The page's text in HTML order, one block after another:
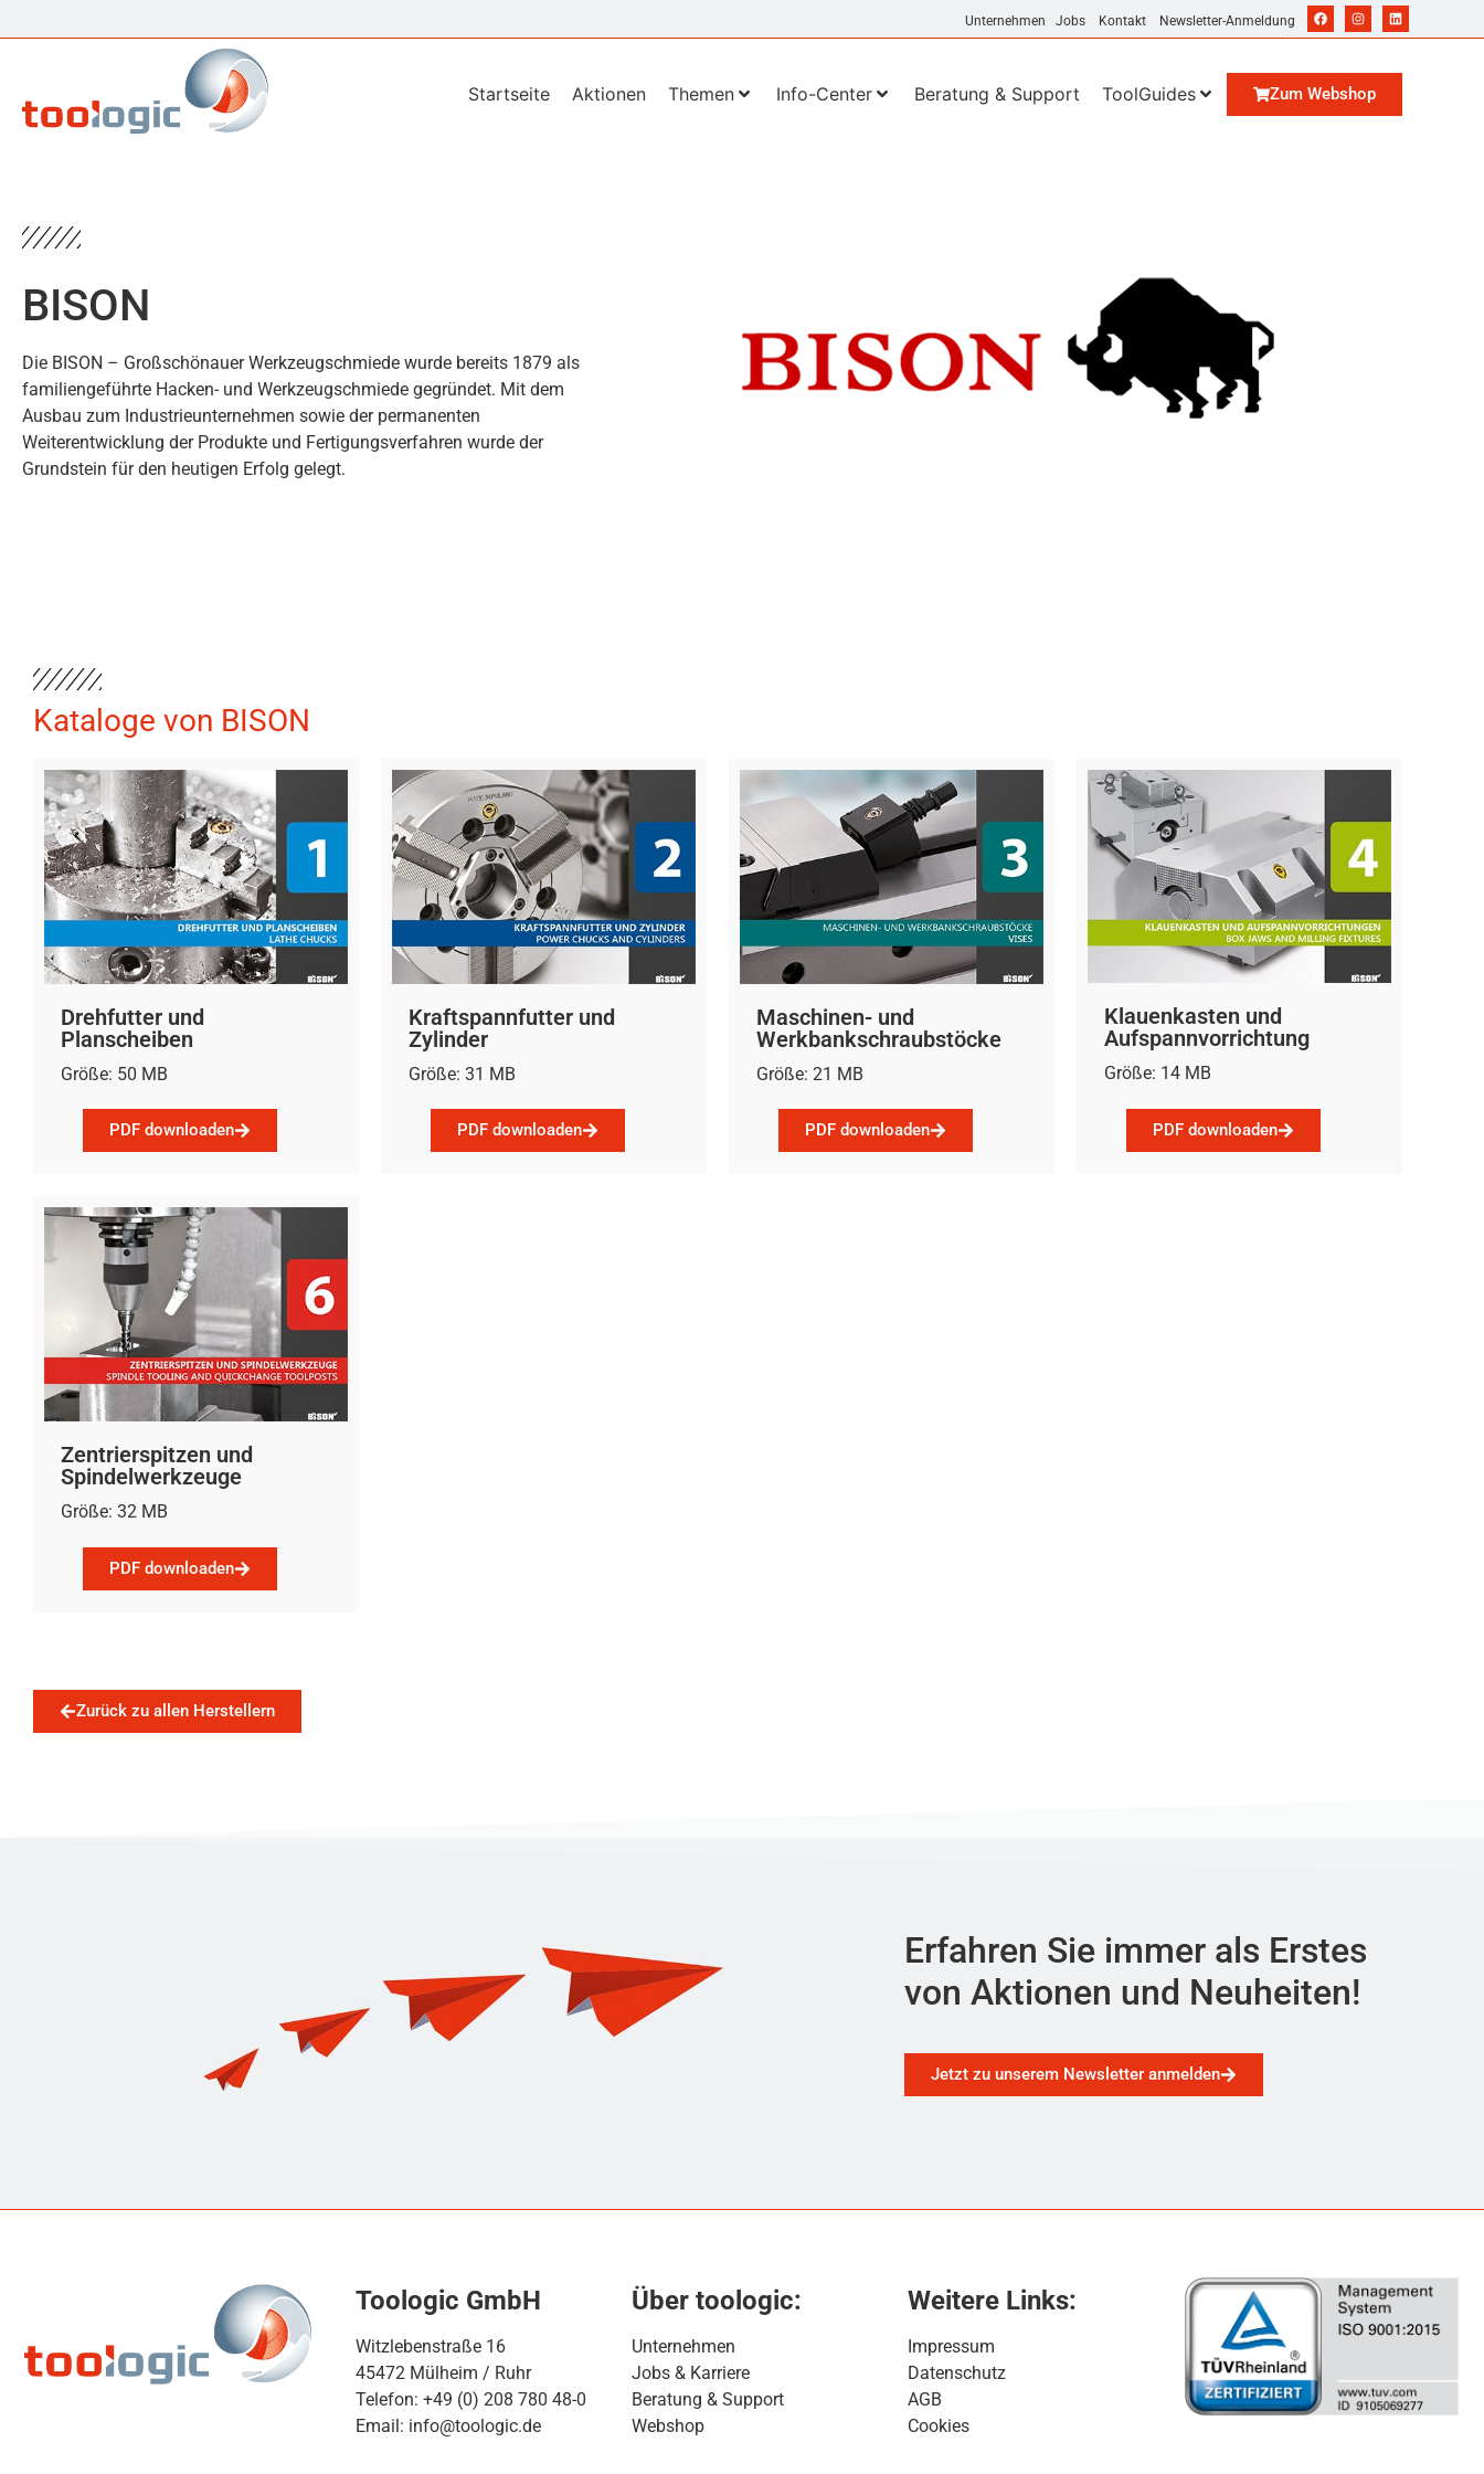
Unternehmen Jobs Kontakt Newsletter-Anmeldung
Startseite Aktionen Themen Info-Center Beratung & Support ToolGuides Zum Webshop
BISON
Die BISON – Großschönauer Werkzeugschmiede wurde bereits 1879 als
familiengeführte Hacken- und Werkzeugschmiede gegründet. Mit dem
Ausbau zum Industrieunternehmen sowie der permanenten
Weiterentwicklung der Produkte und Fertigungsverfahren wurde der
Grundstein für den heutigen Erfolg gelegt.
Kataloge von BISON
Drehfutter und
Planscheiben
Größe: 50 MB
PDF downloaden
Kraftspannfutter und
Zylinder
Größe: 31 MB
PDF downloaden
Maschinen- und
Werkbankschraubstöcke
Größe: 21 MB
PDF downloaden
Klauenkasten und
Aufspannvorrichtung
Größe: 14 MB
PDF downloaden
Zentrierspitzen und
Spindelwerkzeuge
Größe: 32 MB
PDF downloaden
Zurück zu allen Herstellern
Erfahren Sie immer als Erstes
von Aktionen und Neuheiten!
Jetzt zu unserem Newsletter anmelden
Toologic GmbH
Witzlebenstraße 16
45472 Mülheim / Ruhr
Telefon: +49 (0) 208 780 48-0
Email: info@toologic.de
Über toologic:
Unternehmen
Jobs & Karriere
Beratung & Support
Webshop
Weitere Links:
Impressum
Datenschutz
AGB
Cookies